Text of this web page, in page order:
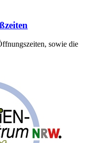
sowie die